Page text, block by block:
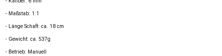
- Maßstab: 1:1
- Länge Schaft: ca. 18 cm
- Gewicht: ca. 537g
- Betrieb: Manuell